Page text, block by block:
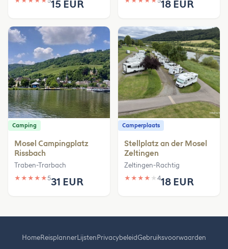
15 EUR 18 EUR
Camping
Mosel Campingplatz
Rissbach
Traben-Trarbach
★ ★ ★ ★ ★531 EUR
Camperplaats
Stellplatz an der Mosel
Zeltingen
Zeltingen-Rachtig
★ ★ ★ ★ ★ 418 EUR
HomeReisplannerLijstenPrivacybeleidGebruiksvoorwaarden